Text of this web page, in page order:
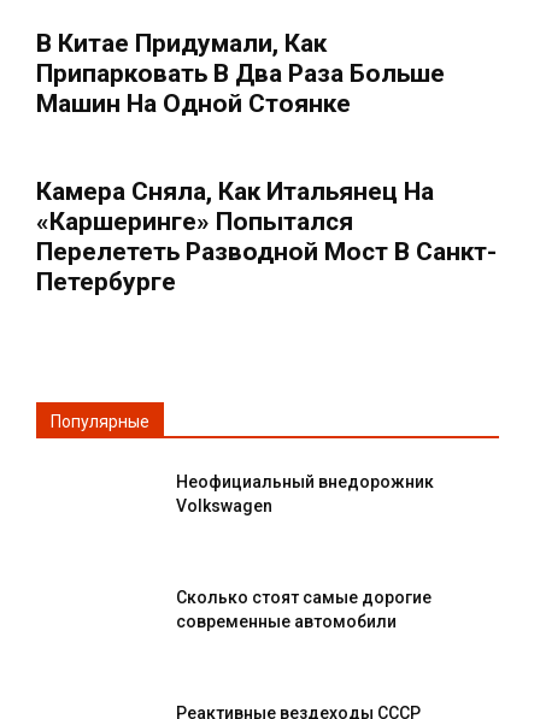
В Китае Придумали, Как
Припарковать В Два Раза Больше
Машин На Одной Стоянке
Камера Сняла, Как Итальянец На
«каршеринге» Попытался
Перелететь Разводной Мост В Санкт-
Петербурге
Популярные
Неофициальный внедорожник
Volkswagen
Сколько стоят самые дорогие
современные автомобили
Реактивные вездеходы СССР